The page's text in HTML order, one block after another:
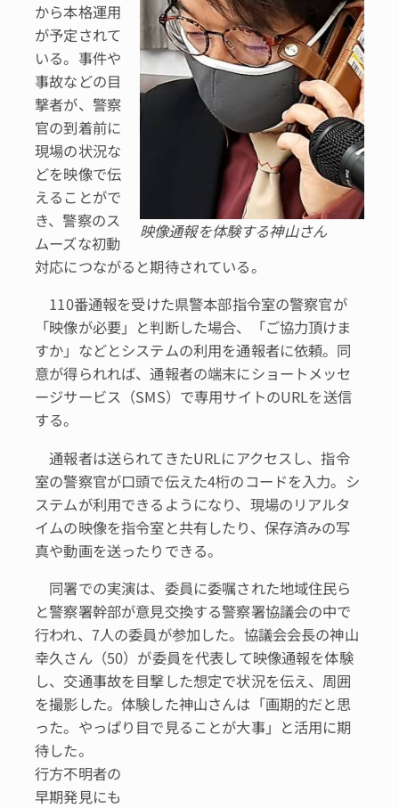
映像通報を体験する神山さん
から本格運用
が予定されて
いる。事件や
事故などの目
撃者が、警察
官の到着前に
現場の状況な
どを映像で伝
えることがで
き、警察のス
ムーズな初動
対応につながると期待されている。
110番通報を受けた県警本部指令室の警察官が
「映像が必要」と判断した場合、「ご協力頂けま
すか」などとシステムの利用を通報者に依頼。同
意が得られれば、通報者の端末にショートメッセ
ージサービス（SMS）で専用サイトのURLを送信
する。
通報者は送られてきたURLにアクセスし、指令
室の警察官が口頭で伝えた4桁のコードを入力。シ
ステムが利用できるようになり、現場のリアルタ
イムの映像を指令室と共有したり、保存済みの写
真や動画を送ったりできる。
同署での実演は、委員に委嘱された地域住民ら
と警察署幹部が意見交換する警察署協議会の中で
行われ、7人の委員が参加した。協議会会長の神山
幸久さん（50）が委員を代表して映像通報を体験
し、交通事故を目撃した想定で状況を伝え、周囲
を撮影した。体験した神山さんは「画期的だと思
った。やっぱり目で見ることが大事」と活用に期
待した。
行方不明者の
早期発見にも